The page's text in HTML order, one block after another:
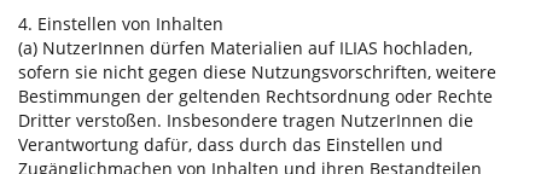
4. Einstellen von Inhalten
(a) NutzerInnen dürfen Materialien auf ILIAS hochladen,
sofern sie nicht gegen diese Nutzungsvorschriften, weitere
Bestimmungen der geltenden Rechtsordnung oder Rechte
Dritter verstoßen. Insbesondere tragen NutzerInnen die
Verantwortung dafür, dass durch das Einstellen und
Zugänglichmachen von Inhalten und ihren Bestandteilen